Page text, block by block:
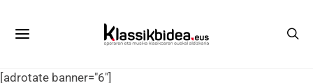
[adrotate banner="6"]